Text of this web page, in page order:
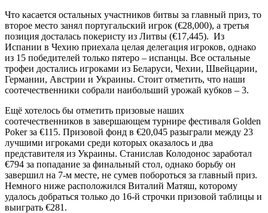
Что касается остальных участников битвы за главный приз, то
второе место занял португальский игрок (€28,000), а третья
позиция досталась покеристу из Литвы (€17,445). Из
Испании в Чехию приехала целая делегация игроков, однако
из 15 победителей только пятеро – испанцы. Все остальные
трофеи достались игроками из Беларуси, Чехии, Швейцарии,
Германии, Австрии и Украины. Стоит отметить, что наши
соотечественники собрали наибольший урожай кубков – 3.
Ещё хотелось бы отметить призовые наших
соотечественников в завершающем турнире фестиваля Golden
Poker за €115. Призовой фонд в €20,045 разыграли между 23
лучшими игроками среди которых оказалось и два
представителя из Украины. Станислав Колодонос заработал
€794 за попадание за финальный стол, однако борьбу он
завершил на 7-м месте, не сумев побороться за главный приз.
Немного ниже расположился Виталий Матяш, которому
удалось добраться только до 16-й строчки призовой таблицы и
выиграть €281.